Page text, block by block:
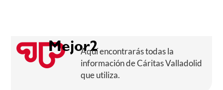
Mejor2Aquí encontrarás todas la
información de Cáritas Valladolid
que utiliza.